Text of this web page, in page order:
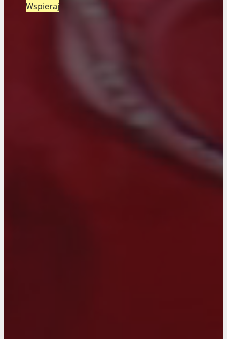
Wspieraj